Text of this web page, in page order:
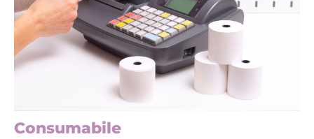
Consumabile